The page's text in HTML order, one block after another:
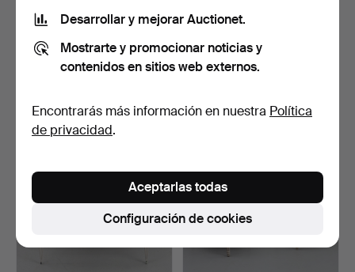
APARADOR con puertas
correderas, teca, seg…
mármol, y silla pintad…
4 días
Desarrollar y mejorar Auctionet.
Mostrarte y promocionar noticias y
contenidos en sitios web externos.
Encontrarás más información en nuestra Política
de privacidad.
Configuración de cookies
Aceptarlas todas